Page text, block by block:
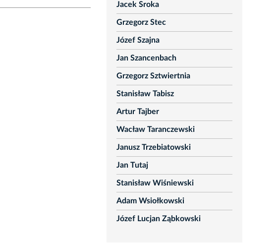
Jacek Sroka
Grzegorz Stec
Józef Szajna
Jan Szancenbach
Grzegorz Sztwiertnia
Stanisław Tabisz
Artur Tajber
Wacław Taranczewski
Janusz Trzebiatowski
Jan Tutaj
Stanisław Wiśniewski
Adam Wsiołkowski
Józef Lucjan Ząbkowski